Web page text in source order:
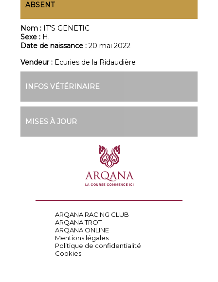
ABSENT
Nom : IT'S GENETIC
Sexe : H.
Date de naissance :20 mai 2022
Vendeur : Ecuries de la Ridaudière
INFOS VÉTÉRINAIRE
MISES À JOUR
ARQANA RACING CLUB
ARQANA TROT
ARQANA ONLINE
Mentions légales
Politique de confidentialité
Cookies